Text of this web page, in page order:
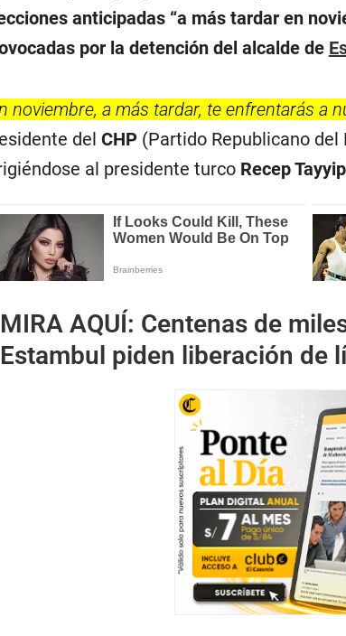
anticipadas “a más tardar en
por la detención del alcalde de
noviembre, a más tardar, te enfrentarás a
del CHP(Partido Republicano del
al presidente turco Recep
MIRA AQUÍ: Centenas de
Estambul piden liberación de